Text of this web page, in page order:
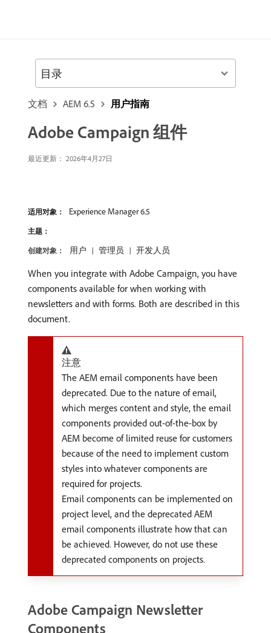
文档 AEM 6.5 用户指南
Adobe Campaign 组件
最近更新： 2026年4月27日
适用对象： Experience Manager 6.5
主题：
创建对象： 用户 管理员 开发人员
When you integrate with Adobe Campaign, you have
components available for when working with
newsletters and with forms. Both are described in this
document.
注意
The AEM email components have been
deprecated. Due to the nature of email,
which merges content and style, the email
components provided out-of-the-box by
AEM become of limited reuse for customers
because of the need to implement custom
styles into whatever components are
required for projects.
Email components can be implemented on
project level, and the deprecated AEM
email components illustrate how that can
be achieved. However, do not use these
deprecated components on projects.
Adobe Campaign Newsletter
Components
目录